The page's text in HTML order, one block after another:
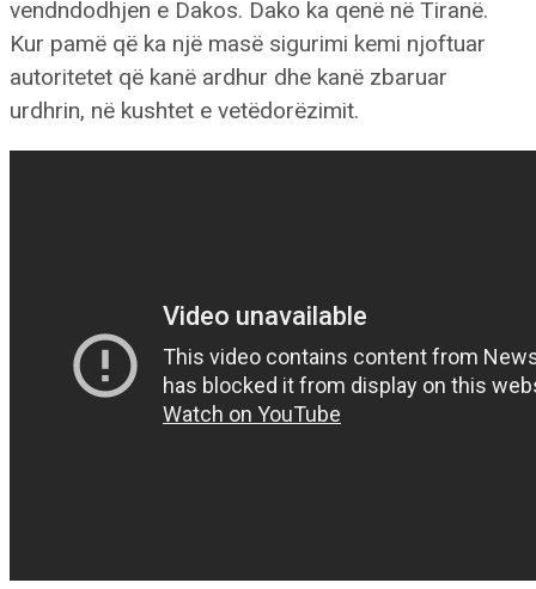
vendndodhjen e Dakos. Dako ka qenë në Tiranë.
Kur pamë që ka një masë sigurimi kemi njoftuar
autoritetet që kanë ardhur dhe kanë zbaruar
urdhrin, në kushtet e vetëdorëzimit.